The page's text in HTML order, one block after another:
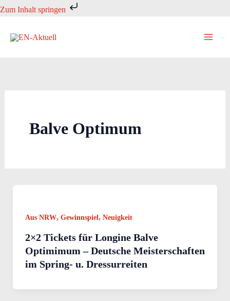
Zum Inhalt springen
Zum
springen
Balve Optimum
Aus NRW, Gewinnspiel, Neuigkeit
2×2 Tickets für Longine Balve
Optimimum – Deutsche Meisterschaften
im Spring- u. Dressurreiten